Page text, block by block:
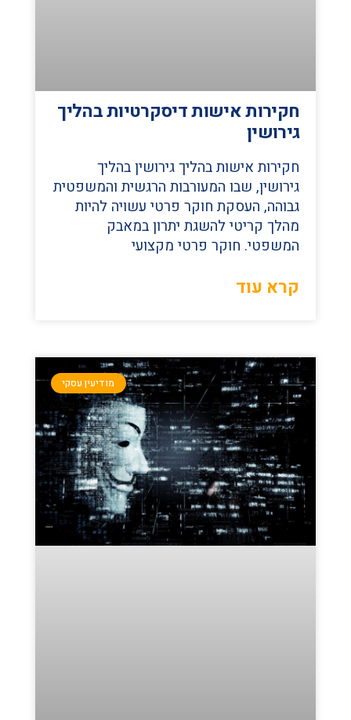
חקירות אישות דיסקרטיות בהליך
גירושין
חקירות אישות בהליך גירושין בהליך
גירושין, שבו המעורבות הרגשית והמשפטית
גבוהה, העסקת חוקר פרטי עשויה להיות
מהלך קריטי להשגת יתרון במאבק
המשפטי. חוקר פרטי מקצועי
קרא עוד
מודיעין עסקי